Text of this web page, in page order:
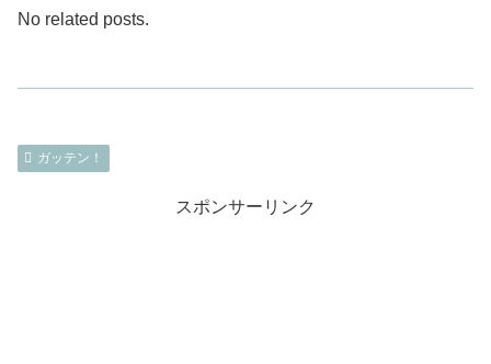
No related posts.
ガッテン！
スポンサーリンク